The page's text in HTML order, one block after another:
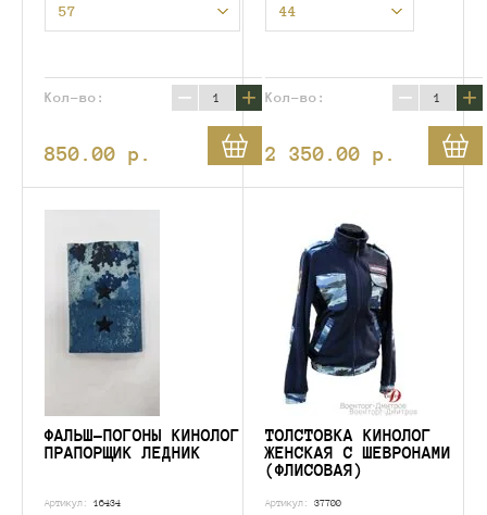
57
Кол-во: − +
850.00 p.
44
Кол-во: − +
2 350.00 p.
ФАЛЬШ-ПОГОНЫ КИНОЛОГ
ПРАПОРЩИК ЛЕДНИК
Артикул: 16434
ТОЛСТОВКА КИНОЛОГ
ЖЕНСКАЯ С ШЕВРОНАМИ
(ФЛИСОВАЯ)
Артикул: 37700